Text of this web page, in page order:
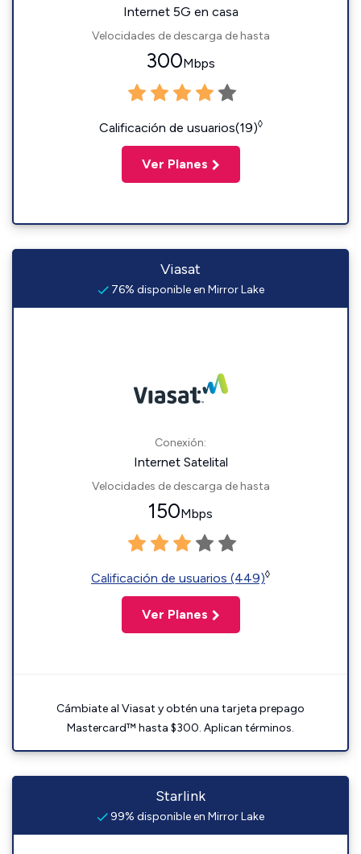
Internet 5G en casa
Velocidades de descarga de hasta
300Mbps
Calificación de usuarios(19)◊
Ver Planes
Viasat
76% disponible en Mirror Lake
Conexión:
Internet Satelital
Velocidades de descarga de hasta
150Mbps
Calificación de usuarios (449)◊
Ver Planes
Cámbiate al Viasat y obtén una tarjeta prepago
Mastercard™ hasta $300. Aplican términos.
Starlink
99% disponible en Mirror Lake